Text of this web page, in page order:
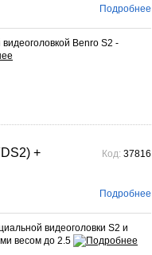
Подробнее
Benro S2 -
+
Код: 37816
Подробнее
видеоголовки S2 и
весом до 2.5